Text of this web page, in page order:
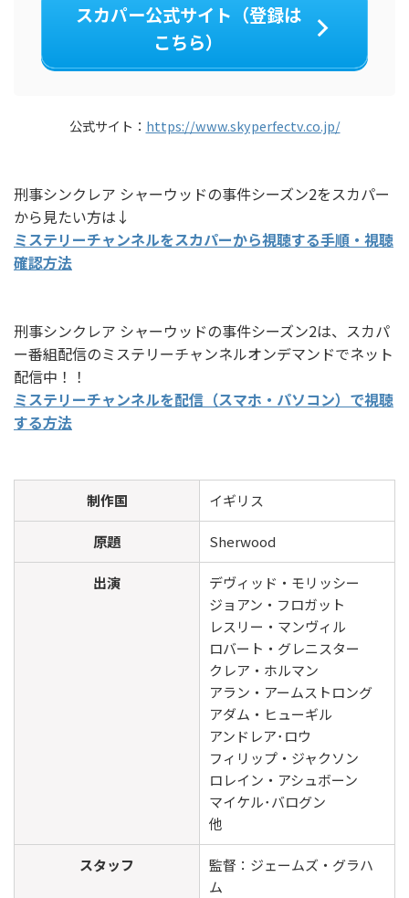
スカパー公式サイト（登録は
こちら）
公式サイト： https://www.skyperfectv.co.jp/
刑事シンクレア シャーウッドの事件シーズン2をスカパー
から見たい方は↓
ミステリーチャンネルをスカパーから視聴する手順・視聴
確認方法
刑事シンクレア シャーウッドの事件シーズン2は、スカパ
ー番組配信のミステリーチャンネルオンデマンドでネット
配信中！！
ミステリーチャンネルを配信（スマホ・パソコン）で視聴
する方法
制作国 イギリス
原題 Sherwood
出演
デヴィッド・モリッシー
ジョアン・フロガット
レスリー・マンヴィル
ロバート・グレニスター
クレア・ホルマン
アラン・アームストロング
アダム・ヒューギル
アンドレア･ロウ
フィリップ・ジャクソン
ロレイン・アシュボーン
マイケル･バログン
他
スタッフ
監督：ジェームズ・グラハ
ム